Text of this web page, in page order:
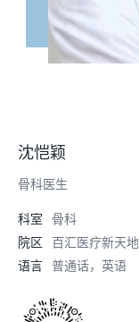
沈恺颖
骨科医生
科室 骨科
院区 百汇医疗新天
语言 普通话，英语